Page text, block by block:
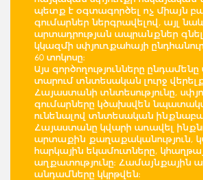
պետք է օգտագործել ոչ միայն
գումարներ ներգրավելով, այլ
արտադրության ապրանքներ
կկազմի սփյուռքահայի
60 տոկոսը։
Այս գործողությունները
տարում տնտեսական լուրջ
Հայաստանի տնտեսությունը,
գումարները կծախսվեն
ունենալով տնտեսական
Հայաստանը կվարի առավել
արտաքին քաղաքականություն,
հարկային եկամուտները,
աղքատությունը։ Համայնքային
անդամները կկրթվեն։